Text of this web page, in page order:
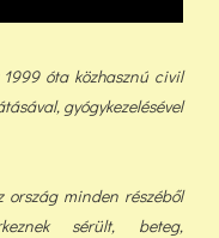
óta közhasznú civil
gyógykezelésével
ország minden részéből
sérült, beteg,